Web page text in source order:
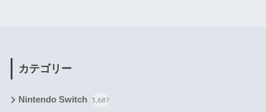
カテゴリー
Nintendo Switch 3,687